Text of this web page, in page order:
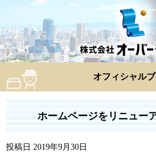
オフィシャル
ホームページをリニュー
投稿日 2019年9月30日